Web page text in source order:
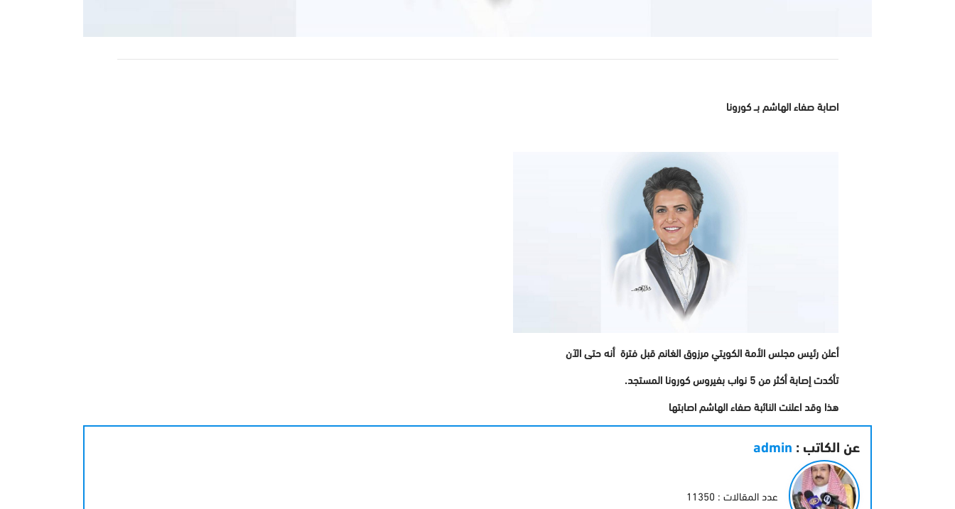
اصابة صفاء الهاشم بــ كورونا
أعلن رئيس مجلس الأمة الكويتي مرزوق الغانم قبل فترة أنه حتى الآن
تأكدت إصابة أكثر من 5 نواب بفيروس كورونا المستجد.
هذا وقد اعلنت النائبة صفاء الهاشم اصابتها
عن الكاتب : admin
عدد المقالات : 11350